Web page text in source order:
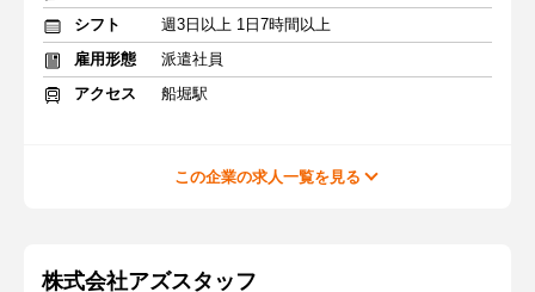
シフト
週3日以上 1日7時間以上
雇用形態
派遣社員
アクセス
船堀駅
この企業の求人一覧を見る
株式会社アズスタッフ